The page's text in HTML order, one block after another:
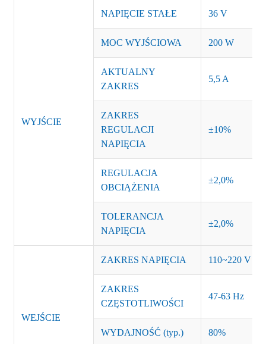
WYJŚCIE
NAPIĘCIE STAŁE 36 V
MOC WYJŚCIOWA 200 W
AKTUALNY
ZAKRES
5,5 A
ZAKRES
REGULACJI
NAPIĘCIA
±10%
REGULACJA
OBCIĄŻENIA
±2,0%
TOLERANCJA
NAPIĘCIA
±2,0%
WEJŚCIE
ZAKRES NAPIĘCIA 110~220 V AC
ZAKRES
CZĘSTOTLIWOŚCI
47-63 Hz
WYDAJNOŚĆ (typ.) 80%